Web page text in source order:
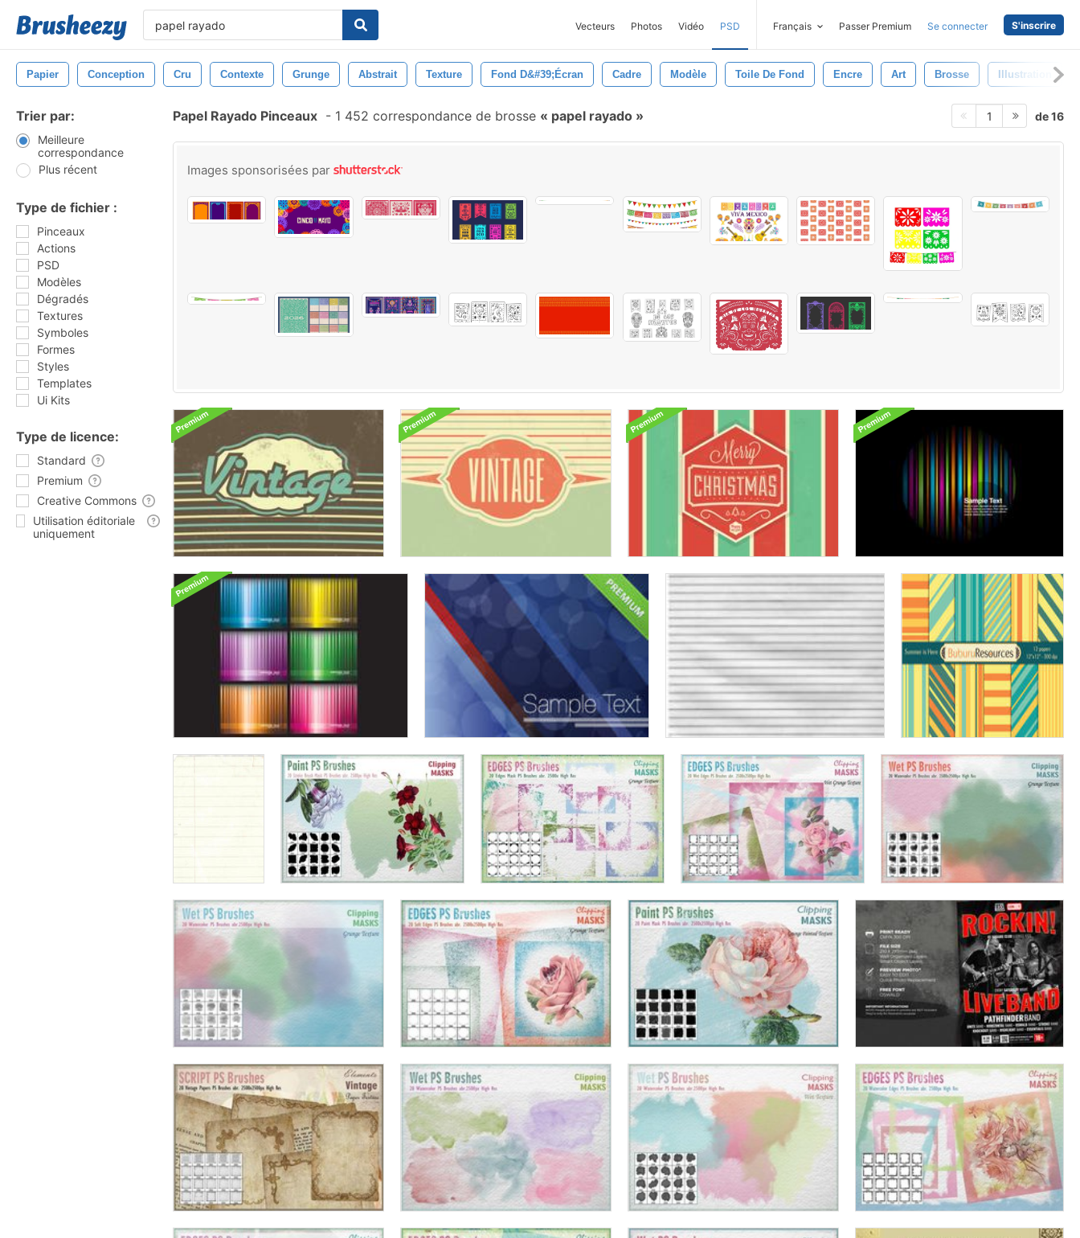
Vecteurs Photos Vidéo PSD Français Passer Premium Se connecter S'inscrire
Papier Conception Cru Contexte Grunge Abstrait Texture Fond D&#39;écran Cadre Modèle Toile De Fond Encre Art Brosse Illustration
Trier par:
Meilleure
correspondance
Plus récent
Type de fichier :
Pinceaux
Actions
PSD
Modèles
Dégradés
Textures
Symboles
Formes
Styles
Templates
Ui Kits
Type de licence:
Standard
Premium
Creative Commons
Utilisation éditoriale
uniquement
Papel Rayado Pinceaux - 1 452 correspondance de brosse papel rayado 1 de 16
Images sponsorisées par